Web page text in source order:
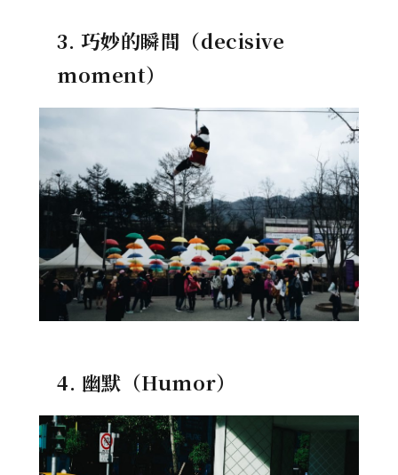
3. 巧妙的瞬間（decisive
moment）
4. 幽默（Humor）